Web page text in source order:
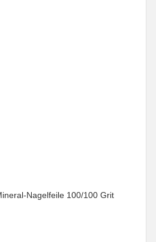
Nagelfeile 100/100 Grit